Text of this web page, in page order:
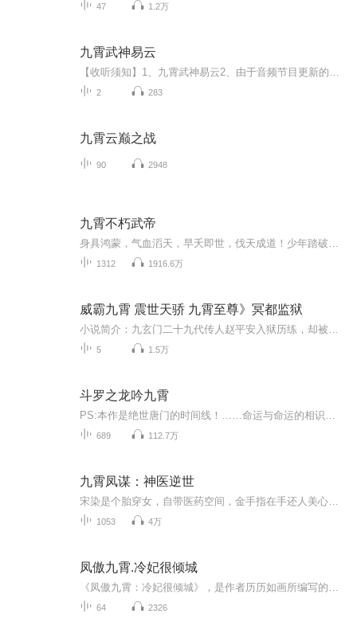
47 1.2万
九霄武神易云
2 283
九霄云巅之战
90 2948
九霄不朽武帝
1312 1916.6万
威霸九霄 震世天骄 九霄至尊》冥都监狱
5 1.5万
斗罗之龙吟九霄
689 112.7万
九霄凤谋：神医逆世
1053 4万
凤傲九霄.冷妃很倾城
64 2326